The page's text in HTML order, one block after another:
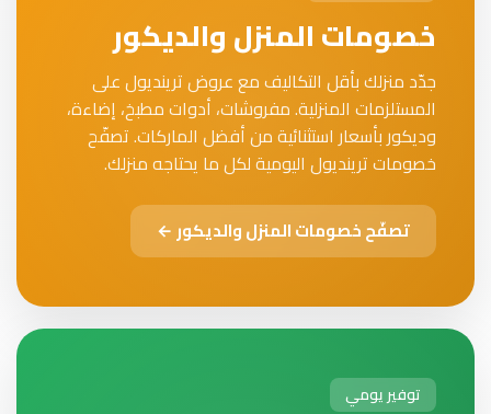
خصومات المنزل والديكور
جدّد منزلك بأقل التكاليف مع عروض ترينديول على
المستلزمات المنزلية. مفروشات، أدوات مطبخ، إضاءة،
وديكور بأسعار استثنائية من أفضل الماركات. تصفّح
خصومات ترينديول اليومية لكل ما يحتاجه منزلك.
تصفّح خصومات المنزل والديكور ←
توفير يومي